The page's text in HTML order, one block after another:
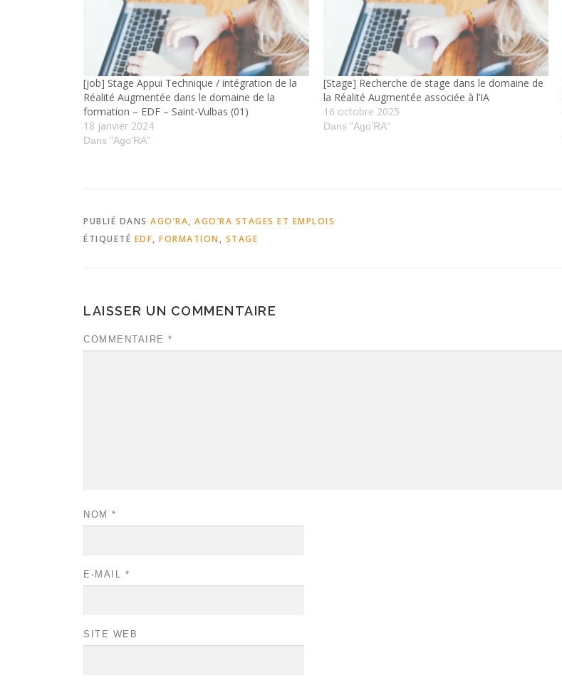
[job] Stage Appui Technique / intégration de la
Réalité Augmentée dans le domaine de la
formation – EDF – Saint-Vulbas (01)
18 janvier 2024
Dans "Ago’RA"
[Stage] Recherche de stage dans le domaine de
la Réalité Augmentée associée à l’IA
16 octobre 2025
Dans "Ago’RA"
PUBLIÉ DANS AGO’RA, AGO’RA STAGES ET EMPLOIS
ÉTIQUETÉ EDF, FORMATION, STAGE
LAISSER UN COMMENTAIRE
COMMENTAIRE *
NOM *
E-MAIL *
SITE WEB